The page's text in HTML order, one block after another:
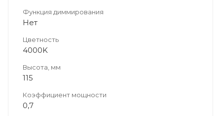
Функция диммирования
Нет
Цветность
4000K
Высота, мм
115
Коэффициент мощности
0,7